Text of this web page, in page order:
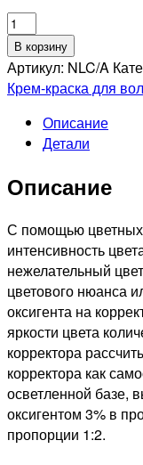
Количество
товара
ESTEL
PROFESSIONNEL
DE
LUXE
КРЕМ-
ДЛЯ
ВОЛОС,
60мл
В корзину
Артикул: NLC/A
Крем-краска для
Описание
Детали
Описание
С помощью цветных
интенсивность
нежелательный
цветового нюанса
оксигента на
яркости цвета
корректора
корректора как
осветленной базе,
оксигентом 3% в
пропорции 1:2.